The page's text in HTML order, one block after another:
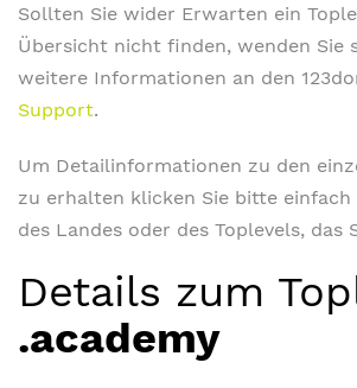
Sollten Sie wider Erwarten ein
Übersicht nicht finden, wenden Sie
weitere Informationen an den
Support.
Um Detailinformationen zu den
zu erhalten klicken Sie bitte einfach
des Landes oder des Toplevels, das
Details zum
.academy